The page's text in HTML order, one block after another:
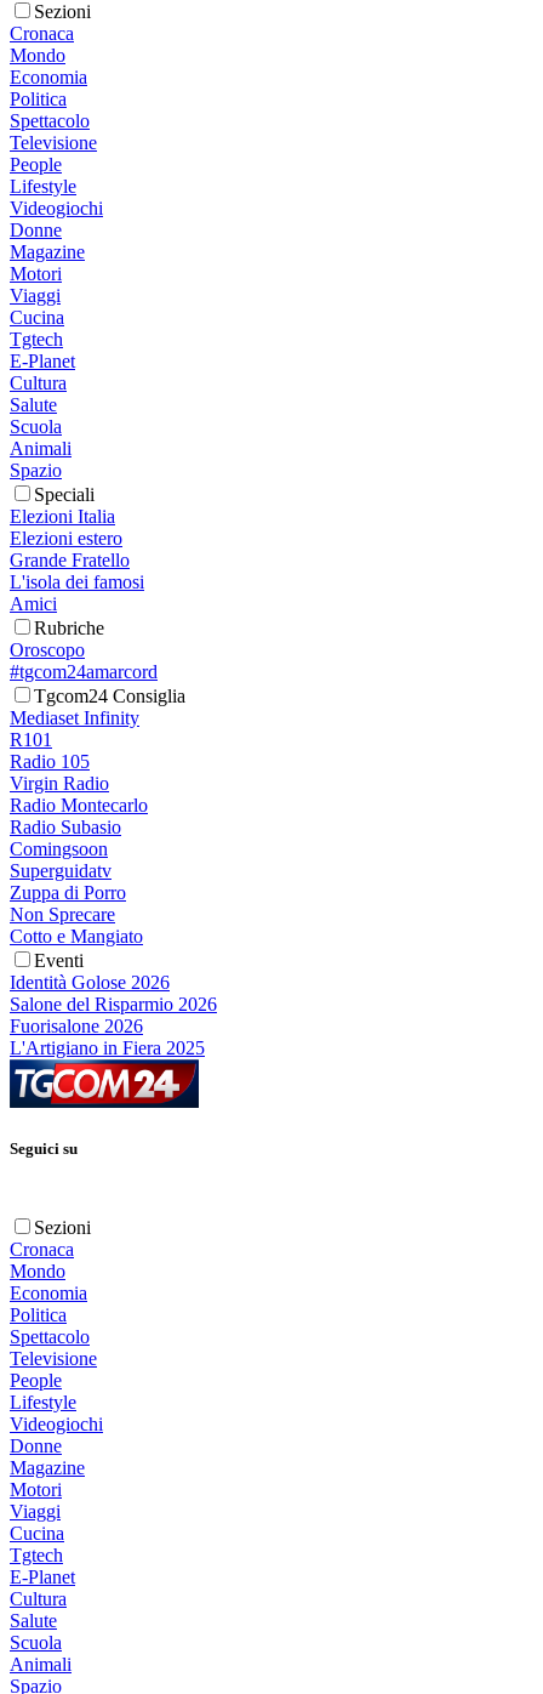
Sezioni
Cronaca
Mondo
Economia
Politica
Spettacolo
Televisione
People
Lifestyle
Videogiochi
Donne
Magazine
Motori
Viaggi
Cucina
Tgtech
E-Planet
Cultura
Salute
Scuola
Animali
Spazio
Speciali
Elezioni Italia
Elezioni estero
Grande Fratello
L'isola dei famosi
Amici
Rubriche
Oroscopo
#tgcom24amarcord
Tgcom24 Consiglia
Mediaset Infinity
R101
Radio 105
Virgin Radio
Radio Montecarlo
Radio Subasio
Comingsoon
Superguidatv
Zuppa di Porro
Non Sprecare
Cotto e Mangiato
Eventi
Identità Golose 2026
Salone del Risparmio 2026
Fuorisalone 2026
L'Artigiano in Fiera 2025
Seguici su
Sezioni
Cronaca
Mondo
Economia
Politica
Spettacolo
Televisione
People
Lifestyle
Videogiochi
Donne
Magazine
Motori
Viaggi
Cucina
Tgtech
E-Planet
Cultura
Salute
Scuola
Animali
Spazio